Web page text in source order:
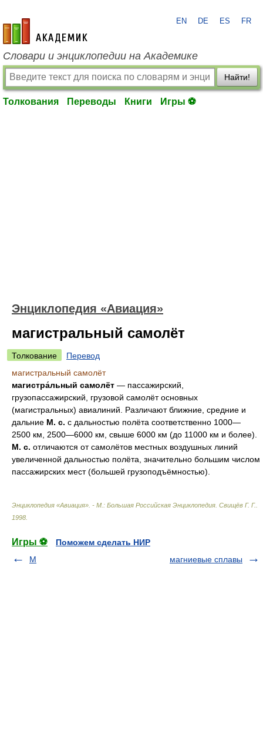
academic.ru
EN DE ES FR
Словари и энциклопедии на Академике
Найти!
Толкования Переводы Книги Игры ⚽
Энциклопедия «Авиация»
магистральный самолёт
Толкование
Перевод
магистральный самолёт
магистра́льный самолёт — пассажирский,
грузопассажирский, грузовой самолёт основных
(магистральных) авиалиний. Различают ближние, средние и
дальние М. с. с дальностью полёта соответственно 1000—
2500 км, 2500—6000 км, свыше 6000 км (до 11000 км и более).
М. с. отличаются от самолётов местных воздушных линий
увеличенной дальностью полёта, значительно большим числом
пассажирских мест (большей грузоподъёмностью).
Энциклопедия «Авиация». - М.: Большая Российская Энциклопедия Свищёв Г. Г.
1998
Игры ⚽
Поможем сделать НИР
М
магниевые сплавы